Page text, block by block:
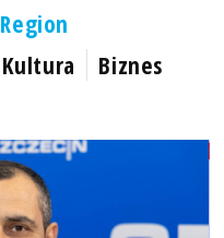
Region
Kultura
Biznes